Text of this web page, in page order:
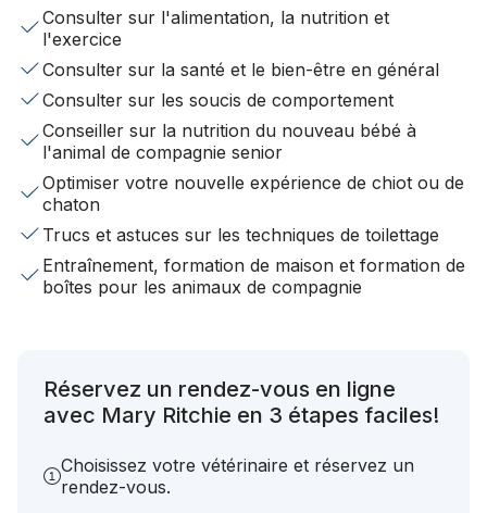
Consulter sur l'alimentation, la nutrition et
l'exercice
Consulter sur la santé et le bien-être en général
Consulter sur les soucis de comportement
Conseiller sur la nutrition du nouveau bébé à
l'animal de compagnie senior
Optimiser votre nouvelle expérience de chiot ou de
chaton
Trucs et astuces sur les techniques de toilettage
Entraînement, formation de maison et formation de
boîtes pour les animaux de compagnie
Réservez un rendez-vous en ligne
avec Mary Ritchie en 3 étapes faciles!
Choisissez votre vétérinaire et réservez un
rendez-vous.